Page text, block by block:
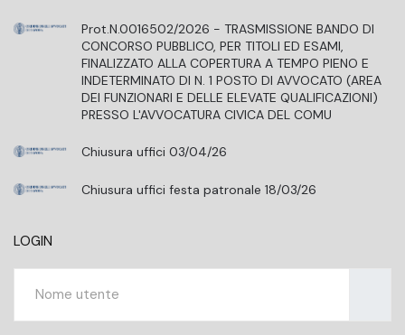
Prot.N.0016502/2026 - TRASMISSIONE BANDO DI
CONCORSO PUBBLICO, PER TITOLI ED ESAMI,
FINALIZZATO ALLA COPERTURA A TEMPO PIENO E
INDETERMINATO DI N. 1 POSTO DI AVVOCATO (AREA
DEI FUNZIONARI E DELLE ELEVATE QUALIFICAZIONI)
PRESSO L'AVVOCATURA CIVICA DEL COMU
Chiusura uffici 03/04/26
Chiusura uffici festa patronale 18/03/26
LOGIN